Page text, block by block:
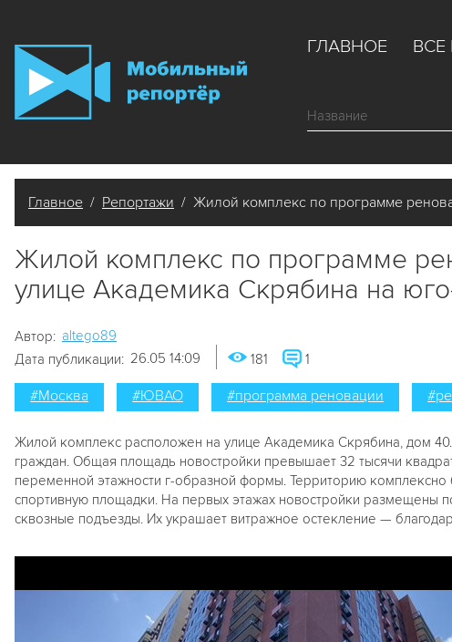
ГЛАВНОЕ
Главное / Репортажи / Жилой комплекс по программе
Жилой комплекс по программе
улице Академика Скрябина на
Автор: altego89
Дата публикации: 26.05 14:09 181 1
#Москва #ЮВАО #программа реновации
Жилой комплекс расположен на улице Академика Скрябина, дом
граждан. Общая площадь новостройки превышает 32 тысячи
переменной этажности г-образной формы. Территорию комплексно
спортивную площадки. На первых этажах новостройки размещены
сквозные подъезды. Их украшает витражное остекление —